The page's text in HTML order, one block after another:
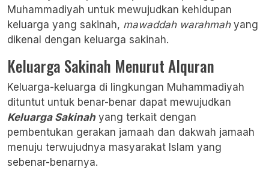
Muhammadiyah untuk mewujudkan kehidupan
keluarga yang sakinah, mawaddah warahmahyang
dikenal dengan keluarga sakinah.
Keluarga Sakinah Menurut Alquran
Keluarga-keluarga di lingkungan Muhammadiyah
dituntut untuk benar-benar dapat mewujudkan
Keluarga Sakinah yang terkait dengan
pembentukan gerakan jamaah dan dakwah jamaah
menuju terwujudnya masyarakat Islam yang
sebenar-benarnya.